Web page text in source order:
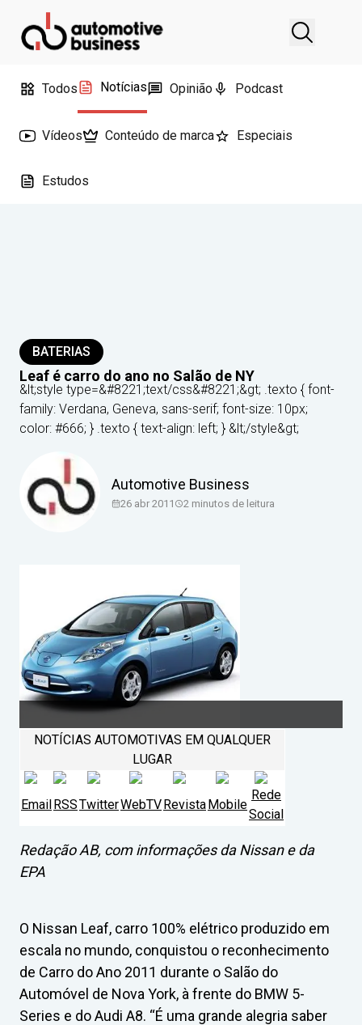
Todos Notícias Opinião Podcast
Vídeos Conteúdo de marca Especiais
Estudos
BATERIAS
Leaf é carro do ano no Salão de NY
&lt;style type=&#8221;text/css&#8221;&gt; .texto { font-
family: Verdana, Geneva, sans-serif; font-size: 10px;
color: #666; } .texto { text-align: left; } &lt;/style&gt;
Automotive Business
26 abr 2011 2 minutos de leitura
NOTÍCIAS AUTOMOTIVAS EM QUALQUER
LUGAR
EmailRSSTwitterWebTVRevistaMobile
Rede
Social
Redação AB, com informações da Nissan e da
EPA
O Nissan Leaf, carro 100% elétrico produzido em
escala no mundo, conquistou o reconhecimento
de Carro do Ano 2011 durante o Salão do
Automóvel de Nova York, à frente do BMW 5-
Series e do Audi A8. “É uma grande alegria saber